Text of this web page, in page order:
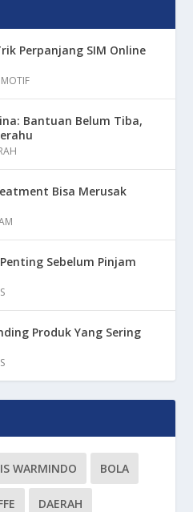
Perpanjang SIM Online
Bantuan Belum Tiba,
Bisa Merusak
Sebelum Pinjam
Produk Yang Sering
WARMINDO BOLA
DAERAH